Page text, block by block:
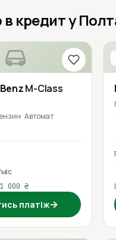
в кредит у
M-Class
Автомат
000 ₴
платіж→